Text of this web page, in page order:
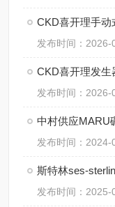
CKD喜开理手动
发布时间：2026-
CKD喜开理发生
发布时间：2026-
中村供应MARU
发布时间：2024-
斯特林ses-
发布时间：2025-